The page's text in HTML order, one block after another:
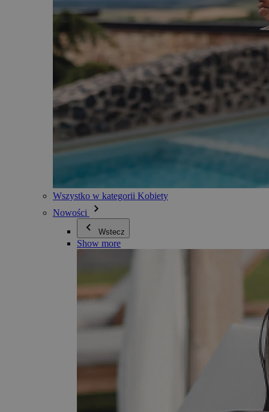
Wszystko w kategorii Kobiety
Nowości
Wstecz
Show more